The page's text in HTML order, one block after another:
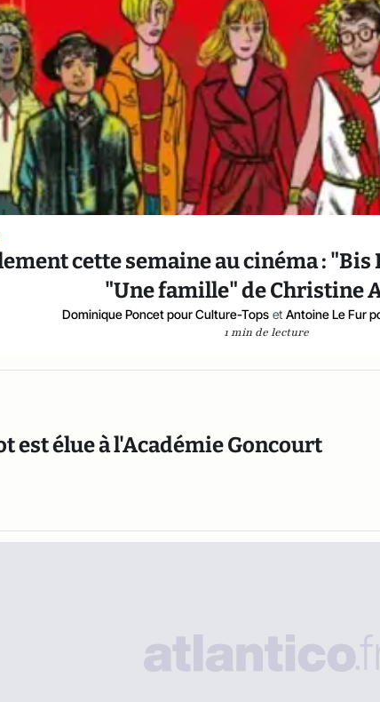
cette semaine au cinéma : "Bis
"Une famille" de Christine
Dominique Poncet pour Culture-Tops et Antoine Le Fur
1 min de lecture
est élue à l'Académie Goncourt